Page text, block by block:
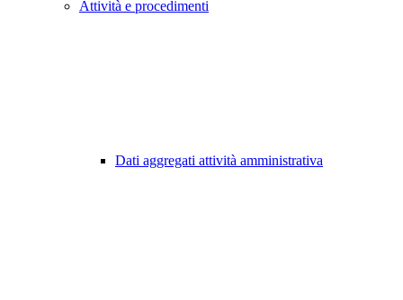
Attività e procedimenti
Dati aggregati attività amministrativa